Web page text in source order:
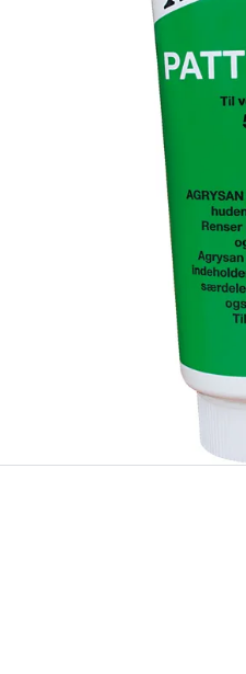
Spenol
400ml
59
Nettlager:
Klikk &